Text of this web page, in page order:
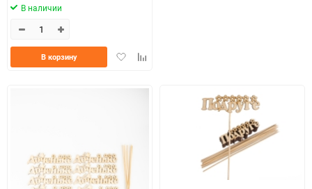
В наличии
ДобавитьДобавить
В корзину